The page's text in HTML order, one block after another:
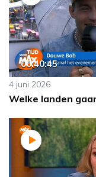
00:40:45
4 juni 2026
Welke landen